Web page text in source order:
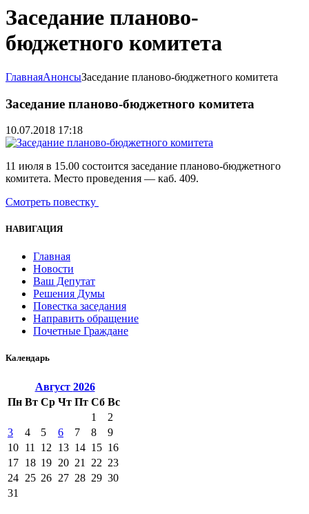
Заседание планово-
бюджетного комитета
ГлавнаяАнонсыЗаседание планово-бюджетного комитета
Заседание планово-бюджетного комитета
10.07.2018 17:18
11 июля в 15.00 состоится заседание планово-бюджетного
комитета. Место проведения — каб. 409.
Смотреть повестку
НАВИГАЦИЯ
Главная
Новости
Ваш Депутат
Решения Думы
Повестка заседания
Направить обращение
Почетные Граждане
Календарь
Август 2026
Пн Вт Ср Чт Пт Сб Вс
1
2
3
4 5 6 7 8
9
10 11 12 13 14 15 16
17 18 19 20 21 22 23
24 25 26 27 28 29 30
31